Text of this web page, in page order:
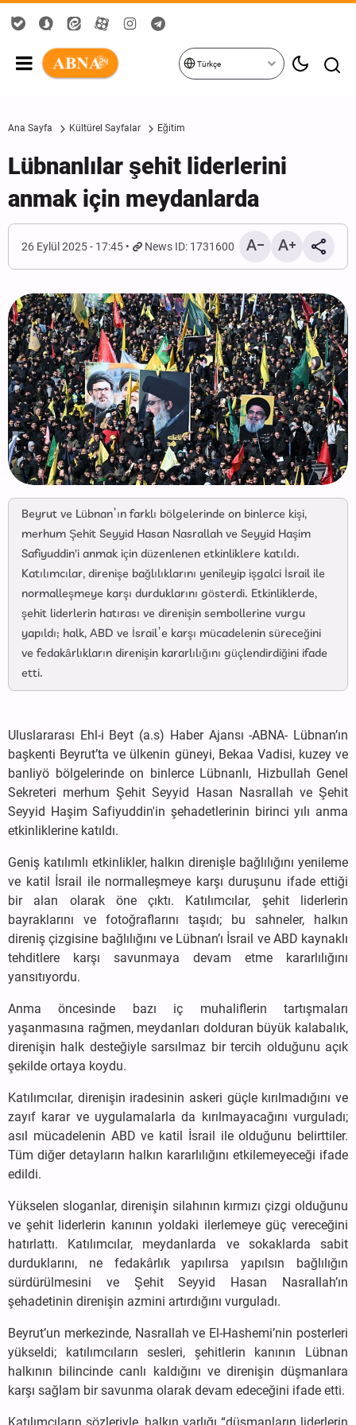
Türkçe
Ana Sayfa Kültürel Sayfalar Eğitim
Lübnanlılar şehit liderlerini
anmak için meydanlarda
26 Eylül 2025 - 17:45 News ID: 1731600
Beyrut ve Lübnan’ın farklı bölgelerinde on binlerce kişi,
merhum Şehit Seyyid Hasan Nasrallah ve Seyyid Haşim
Safiyuddin'i anmak için düzenlenen etkinliklere katıldı.
Katılımcılar, direnişe bağlılıklarını yenileyip işgalci İsrail ile
normalleşmeye karşı durduklarını gösterdi. Etkinliklerde,
şehit liderlerin hatırası ve direnişin sembollerine vurgu
yapıldı; halk, ABD ve İsrail’e karşı mücadelenin süreceğini
ve fedakârlıkların direnişin kararlılığını güçlendirdiğini ifade
etti.
Uluslararası Ehl-i Beyt (a.s) Haber Ajansı -ABNA- Lübnan’ın
başkenti Beyrut’ta ve ülkenin güneyi, Bekaa Vadisi, kuzey ve
banliyö bölgelerinde on binlerce Lübnanlı, Hizbullah Genel
Sekreteri merhum Şehit Seyyid Hasan Nasrallah ve Şehit
Seyyid Haşim Safiyuddin'in şehadetlerinin birinci yılı anma
etkinliklerine katıldı.
Geniş katılımlı etkinlikler, halkın direnişle bağlılığını yenileme
ve katil İsrail ile normalleşmeye karşı duruşunu ifade ettiği
bir alan olarak öne çıktı. Katılımcılar, şehit liderlerin
bayraklarını ve fotoğraflarını taşıdı; bu sahneler, halkın
direniş çizgisine bağlılığını ve Lübnan’ı İsrail ve ABD kaynaklı
tehditlere karşı savunmaya devam etme kararlılığını
yansıtıyordu.
Anma öncesinde bazı iç muhaliflerin tartışmaları
yaşanmasına rağmen, meydanları dolduran büyük kalabalık,
direnişin halk desteğiyle sarsılmaz bir tercih olduğunu açık
şekilde ortaya koydu.
Katılımcılar, direnişin iradesinin askeri güçle kırılmadığını ve
zayıf karar ve uygulamalarla da kırılmayacağını vurguladı;
asıl mücadelenin ABD ve katil İsrail ile olduğunu belirttiler.
Tüm diğer detayların halkın kararlılığını etkilemeyeceği ifade
edildi.
Yükselen sloganlar, direnişin silahının kırmızı çizgi olduğunu
ve şehit liderlerin kanının yoldaki ilerlemeye güç vereceğini
hatırlattı. Katılımcılar, meydanlarda ve sokaklarda sabit
durduklarını, ne fedakârlık yapılırsa yapılsın bağlılığın
sürdürülmesini ve Şehit Seyyid Hasan Nasrallah’ın
şehadetinin direnişin azmini artırdığını vurguladı.
Beyrut’un merkezinde, Nasrallah ve El-Hashemi’nin posterleri
yükseldi; katılımcıların sesleri, şehitlerin kanının Lübnan
halkının bilincinde canlı kaldığını ve direnişin düşmanlara
karşı sağlam bir savunma olarak devam edeceğini ifade etti.